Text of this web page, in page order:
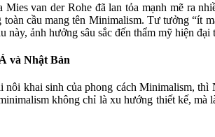
van der Rohe đã lan tỏa mạnh mẽ ra
cầu mang tên Minimalism. Tư tưởng “ít
này, ảnh hưởng sâu sắc đến thẩm mỹ hiện đại
và Nhật Bản
khai sinh của phong cách Minimalism,
không chỉ là xu hướng thiết kế,